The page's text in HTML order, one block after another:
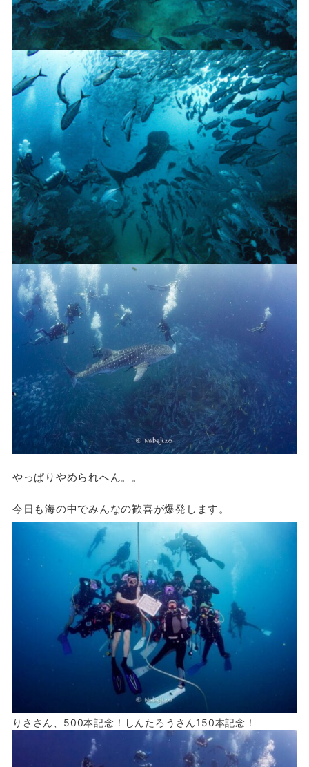
やっぱりやめられへん。。
今日も海の中でみんなの歓喜が爆発します。
りささん、500本記念！しんたろうさん150本記念！